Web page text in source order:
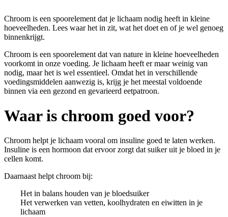
Chroom is een spoorelement dat je lichaam nodig heeft in kleine
hoeveelheden. Lees waar het in zit, wat het doet en of je wel genoeg
binnenkrijgt.
Chroom is een spoorelement dat van nature in kleine hoeveelheden
voorkomt in onze voeding. Je lichaam heeft er maar weinig van
nodig, maar het is wel essentieel. Omdat het in verschillende
voedingsmiddelen aanwezig is, krijg je het meestal voldoende
binnen via een gezond en gevarieerd eetpatroon.
Waar is chroom goed voor?
Chroom helpt je lichaam vooral om insuline goed te laten werken.
Insuline is een hormoon dat ervoor zorgt dat suiker uit je bloed in je
cellen komt.
Daarnaast helpt chroom bij:
Het in balans houden van je bloedsuiker
Het verwerken van vetten, koolhydraten en eiwitten in je
lichaam